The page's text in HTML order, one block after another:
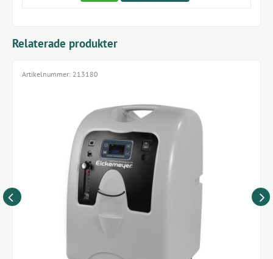
Relaterade produkter
Artikelnummer: 213180